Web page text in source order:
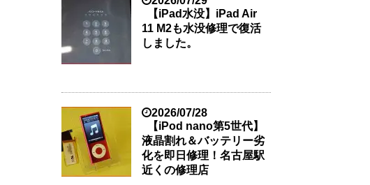
【iPad水没】iPad Air
11 M2も水没修理で復活
しました。
2026/07/28
【iPod nano第5世代】
液晶割れ＆バッテリー劣
化を即日修理！名古屋駅
近くの修理店